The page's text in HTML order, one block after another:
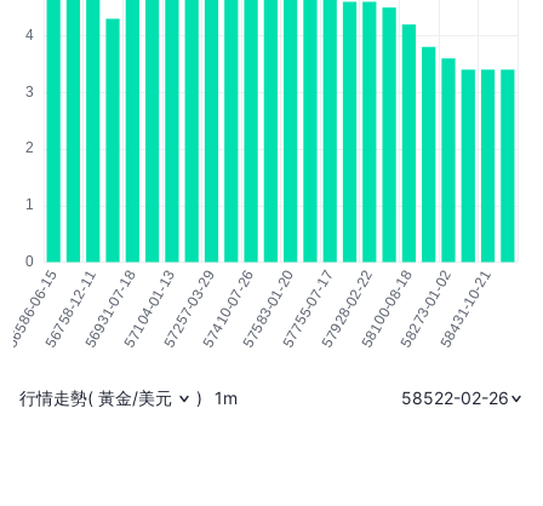
行情走勢( 黃金/美元 ) 1m 58522-02-26